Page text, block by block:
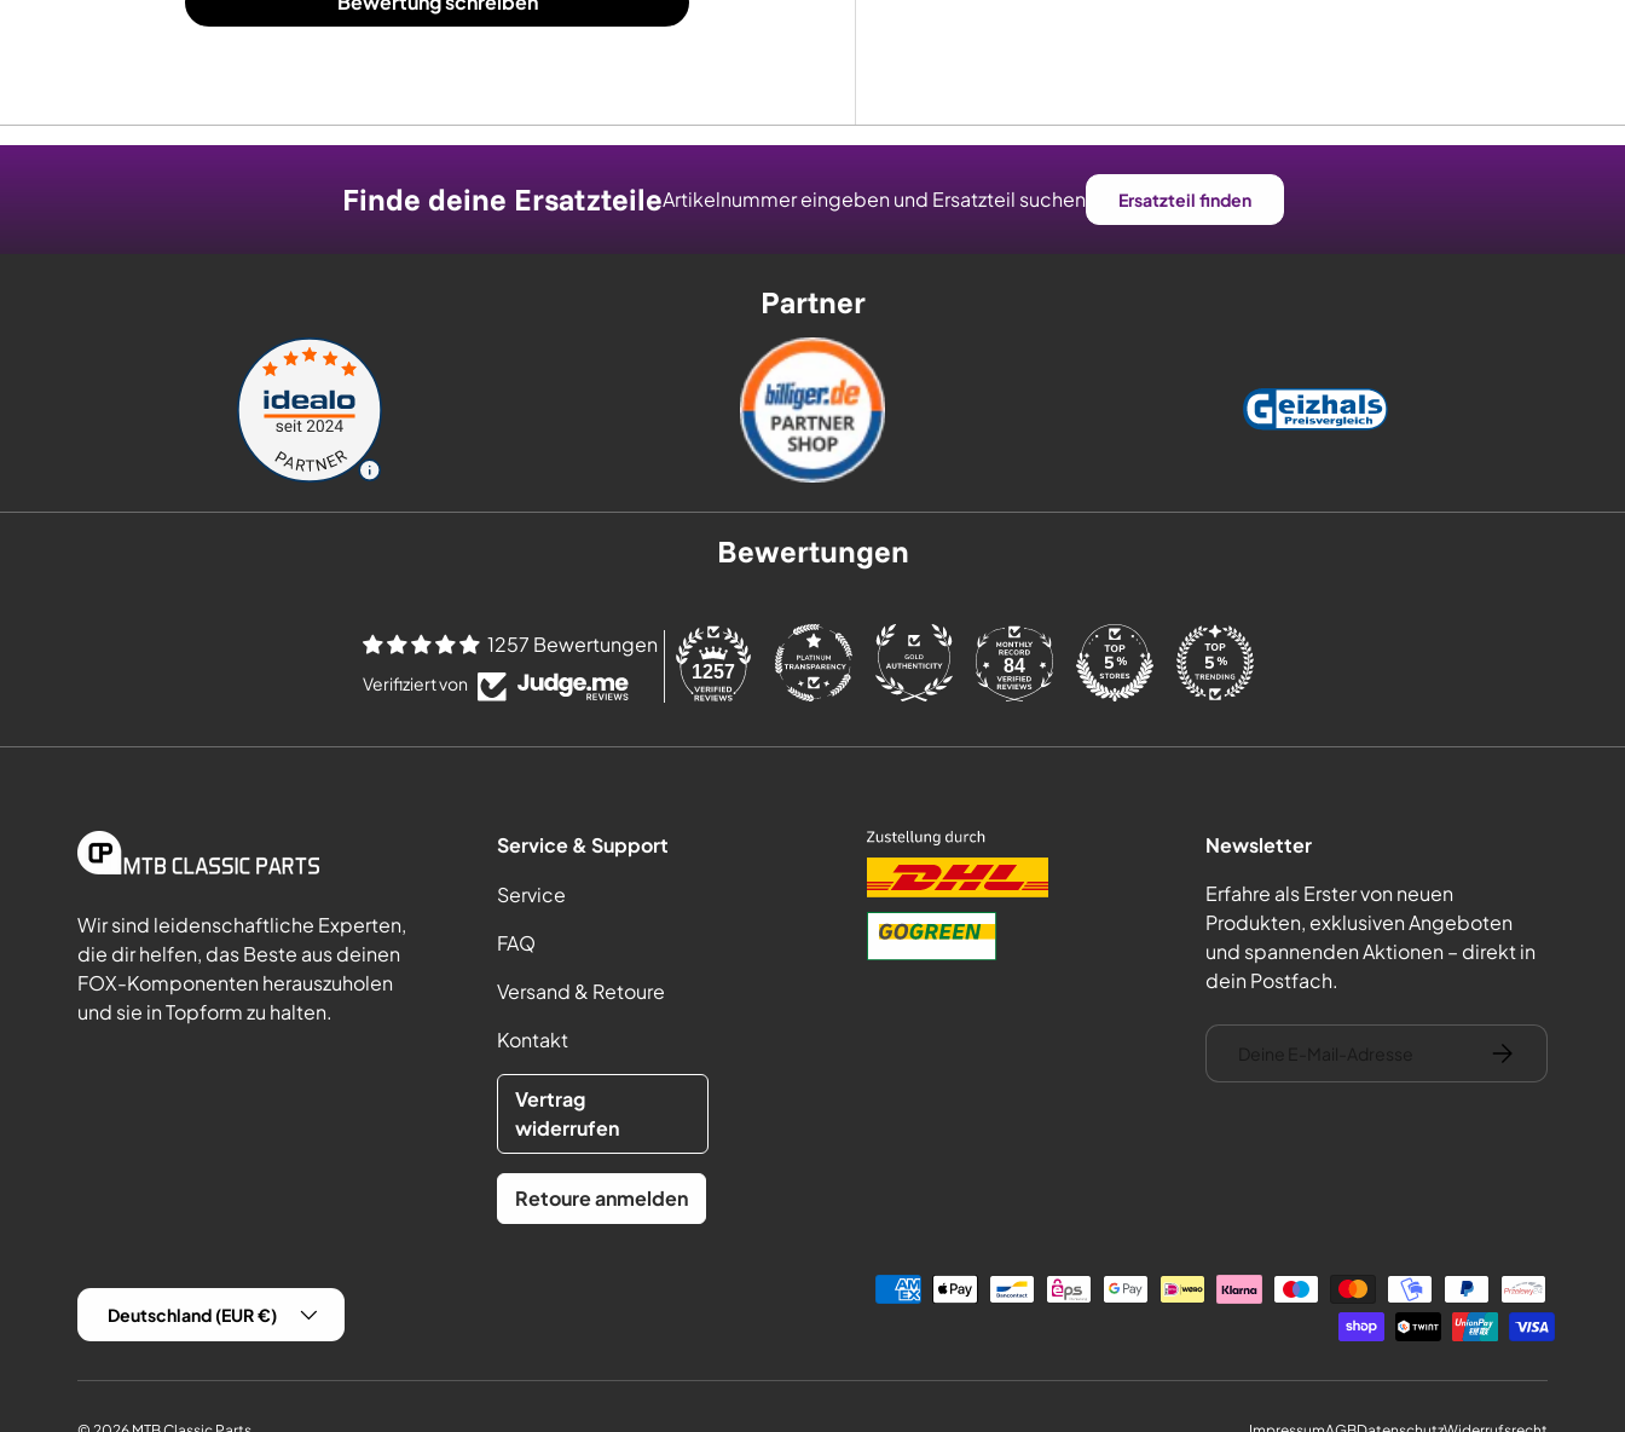
Finde deine ErsatzteileArtikelnummer eingeben und Ersatzteil suchen Ersatzteil finden
Partner
Bewertungen
1257 Bewertungen
Verifiziert von 1257 84
Wir sind leidenschaftliche Experten,
die dir helfen, das Beste aus deinen
FOX-Komponenten herauszuholen
und sie in Topform zu halten.
Service & Support
Service
FAQ
Versand & Retoure
Kontakt
Vertrag
widerrufen
Retoure anmelden
Newsletter
Erfahre als Erster von neuen
Produkten, exklusiven Angeboten
und spannenden Aktionen – direkt in
dein Postfach.
E-Mail Abonnieren
Zahlungsmethoden
Land/Region
Deutschland (EUR €)